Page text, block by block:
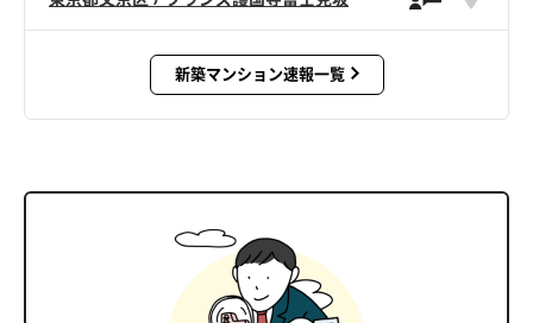
新築マンション速報一覧